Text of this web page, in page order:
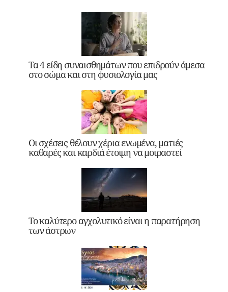
Τα 4 είδη συναισθημάτων που επιδρούν άμεσα
στο σώμα και στη φυσιολογία μας
Οι σχέσεις θέλουν χέρια ενωμένα, ματιές
καθαρές και καρδιά έτοιμη να μοιραστεί
Το καλύτερο αγχολυτικό είναι η παρατήρηση
των άστρων